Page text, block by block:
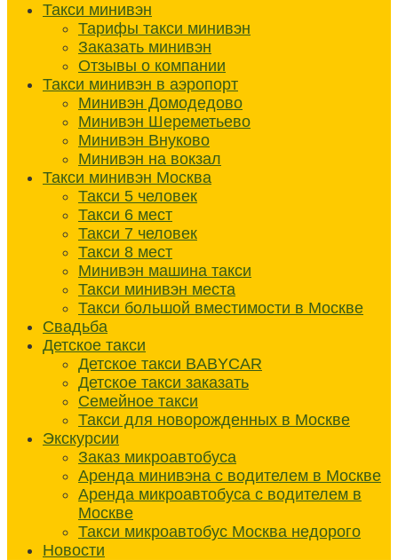
Такси минивэн
Тарифы такси минивэн
Заказать минивэн
Отзывы о компании
Такси минивэн в аэропорт
Минивэн Домодедово
Минивэн Шереметьево
Минивэн Внуково
Минивэн на вокзал
Такси минивэн Москва
Такси 5 человек
Такси 6 мест
Такси 7 человек
Такси 8 мест
Минивэн машина такси
Такси минивэн места
Такси большой вместимости в Москве
Свадьба
Детское такси
Детское такси BABYCAR
Детское такси заказать
Семейное такси
Такси для новорожденных в Москве
Экскурсии
Заказ микроавтобуса
Аренда минивэна с водителем в Москве
Аренда микроавтобуса с водителем в
Москве
Такси микроавтобус Москва недорого
Новости